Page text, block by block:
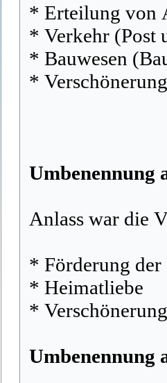
* Erteilung von
* Verkehr (Post
* Bauwesen
*
Umbenennung
Anlass war die
* Förderung
* Heimatliebe
*
Umbenennung